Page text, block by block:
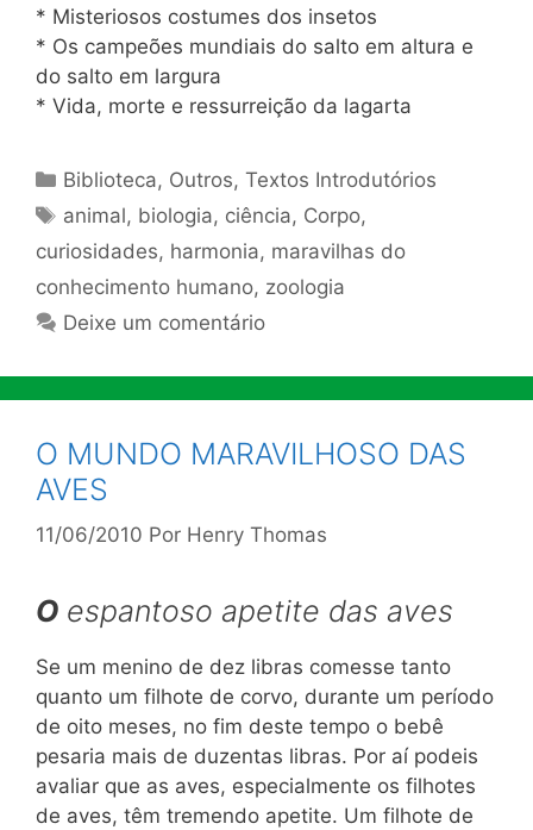
* Misteriosos costumes dos insetos
* Os campeões mundiais do salto em altura e
do salto em largura
* Vida, morte e ressurreição da lagarta
Categorias
Biblioteca, Outros,Textos Introdutórios
Tags
animal, biologia, ciência, Corpo,
curiosidades, harmonia, maravilhas do
conhecimento humano, zoologia
Deixe um comentário
O MUNDO MARAVILHOSO DAS
AVES
11/06/2010 Por Henry Thomas
O espantoso apetite das aves
Se um menino de dez libras comesse tanto
quanto um filhote de corvo, durante um período
de oito meses, no fim deste tempo o bebê
pesaria mais de duzentas libras. Por aí podeis
avaliar que as aves, especialmente os filhotes
de aves, têm tremendo apetite. Um filhote de